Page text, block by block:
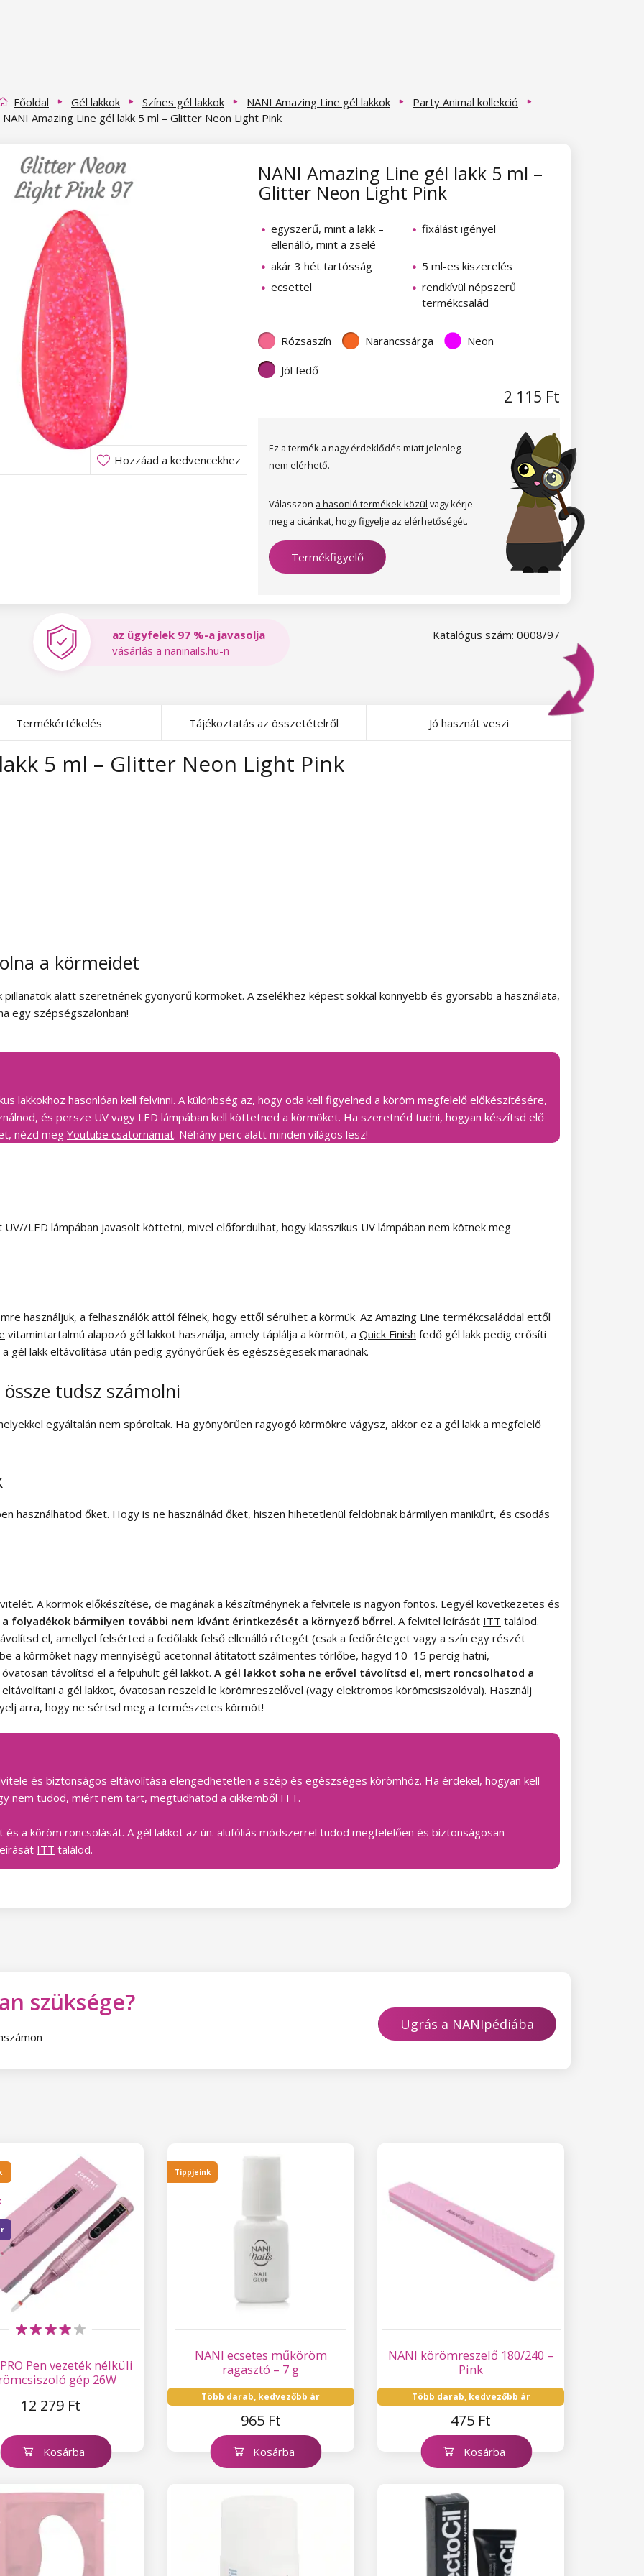
Főoldal Gél lakkok Színes gél lakkok NANI Amazing Line gél lakkok
Party Animal kollekció
NANI Amazing Line gél lakk 5 ml – Glitter Neon Light Pink
Hozzáad a kedvencekhez
NANI Amazing Line gél lakk 5 ml –
Glitter Neon Light Pink
egyszerű, mint a lakk –
ellenálló, mint a zselé
fixálást igényel
akár 3 hét tartósság
5 ml-es kiszerelés
ecsettel
rendkívül népszerű
termékcsalád
Rózsaszín Narancssárga Neon
Jól fedő
2 115 Ft
Ez a termék a nagy érdeklődés miatt jelenleg
nem elérhető.
Válasszon a hasonló termékek közül vagy kérje
meg a cicánkat, hogy figyelje az elérhetőségét.
Termékfigyelő
Katalógus szám: 0008/97
az ügyfelek 97 %-a javasolja
vásárlás a naninails.hu-n
5 ml – Glitter Neon Light Pink
a körmeidet
alatt szeretnének gyönyörű körmöket. A zselékhez képest sokkal könnyebb és gyorsabb a használata,
egy szépségszalonban!
lakkokhoz hasonlóan kell felvinni. A különbség az, hogy oda kell figyelned a köröm megfelelő előkészítésére,
és persze UV vagy LED lámpában kell köttetned a körmöket. Ha szeretnéd tudni, hogyan készítsd elő
nézd meg Youtube csatornámat. Néhány perc alatt minden világos lesz!
LED lámpában javasolt köttetni, mivel előfordulhat, hogy klasszikus UV lámpában nem kötnek meg
használjuk, a felhasználók attól félnek, hogy ettől sérülhet a körmük. Az Amazing Line termékcsaláddal ettől
vitamintartalmú alapozó gél lakkot használja, amely táplálja a körmöt, a Quick Finish fedő gél lakk pedig erősíti
gél lakk eltávolítása után pedig gyönyörűek és egészségesek maradnak.
tudsz számolni
egyáltalán nem spóroltak. Ha gyönyörűen ragyogó körmökre vágysz, akkor ez a gél lakk a megfelelő
használhatod őket. Hogy is ne használnád őket, hiszen hihetetlenül feldobnak bármilyen manikűrt, és csodás
A körmök előkészítése, de magának a készítménynek a felvitele is nagyon fontos. Legyél következetes és
folyadékok bármilyen további nem kívánt érintkezését a környező bőrrel. A felvitel leírását ITT találod.
el, amellyel felsérted a fedőlakk felső ellenálló rétegét (csak a fedőréteget vagy a szín egy részét
a körmöket nagy mennyiségű acetonnal átitatott szálmentes törlőbe, hagyd 10–15 percig hatni,
távolítsd el a felpuhult gél lakkot. A gél lakkot soha ne erővel távolítsd el, mert roncsolhatod a
a gél lakkot, óvatosan reszeld le körömreszelővel (vagy elektromos körömcsiszolóval). Használj
arra, hogy ne sértsd meg a természetes körmöt!
és biztonságos eltávolítása elengedhetetlen a szép és egészséges körömhöz. Ha érdekel, hogyan kell
nem tudod, miért nem tart, megtudhatod a cikkemből ITT.
és a köröm roncsolását. A gél lakkot az ún. alufóliás módszerrel tudod megfelelően és biztonságosan
ITT találod.
Termékértékelés Tájékoztatás az összetételről Jó hasznát veszi
szüksége?
Ugrás a NANIpédiába
Pen vezeték nélküli
gép 26W
12 279 Ft
Kosárba
NANI ecsetes műköröm
ragasztó – 7 g
Több darab, kedvezőbb ár
965 Ft
Tippjeink
Kosárba
NANI körömreszelő 180/240 –
Pink
Több darab, kedvezőbb ár
475 Ft
Kosárba